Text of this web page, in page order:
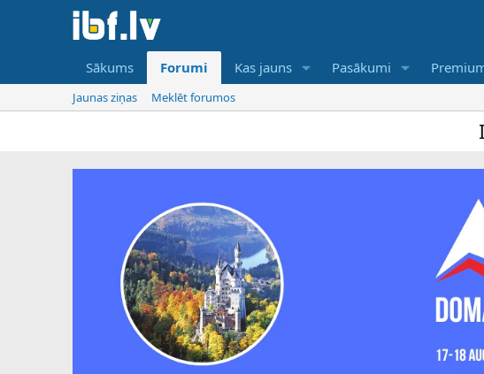
Sākums Forumi Kas jauns Pasākumi
Jaunas ziņas Meklēt forumos
IBF ir